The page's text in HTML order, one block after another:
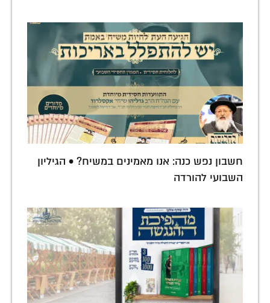
חשבון נפש כנה: אנו מאמינים במשיח? • הגיליון
השבועי להורדה